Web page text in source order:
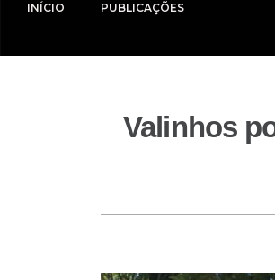
INÍCIO PUBLICAÇÕES
Valinhos